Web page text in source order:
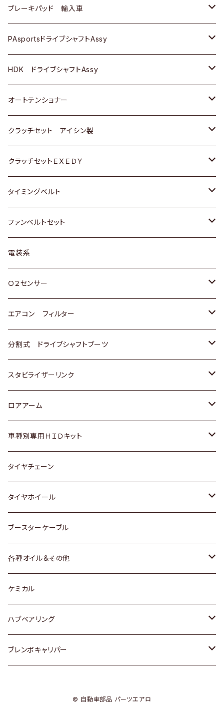
三菱
スバル
ＢＥＮＺ
三菱
スバル
マツダ
三菱
スバル
ダイハツ
マツダ
三菱
スバル
日産
ダイハツ
マツダ
三菱
スバル
日産
ダイハツ
マツダ
三菱
スバル
ホンダ
スズキ
日産
いすゞ
ダイハツ
マツダ
三菱
スバル
日野
ＡＵＤＩ
ＢＥＮＺ
ＢＭＷ
GOLF
ＷＡＧＥＮ
アストロ（シボレー）
クライスラー
ブレーキパッド 輸入車
ＢＥＮＺ
ＢＭＷ
ＷＡＧＥＮ
ＶＯＬＶＯ
PAsportsドライブシャフトAssy
トヨタ
ホンダ
スズキ
日産
ダイハツ
マツダ
三菱
スバル
HDK ドライブシャフトAssy
スズキ
ダイハツ
日産
ホンダ
マツダ
オートテンショナー
トヨタ
クラッチセット アイシン製
ホンダ
スズキ
ダイハツ
マツダ
三菱
スバル
クラッチセットＥＸＥＤＹ
ホンダ
スズキ
日産
ダイハツ
マツダ
三菱
スバル
タイミングベルト
トヨタ
スズキ
ダイハツ
三菱
スバル
ファンベルトセット
トヨタ
ホンダ
スズキ
日産
いすゞ
ダイハツ
マツダ
三菱
スバル
レクサス
電装系
Ｏ２センサー
トヨタ
ホンダ
スズキ
日産
ダイハツ
マツダ
三菱
スバル
エアコン フィルター
トヨタ
ホンダ
スズキ
日産
いすゞ
ダイハツ
マツダ
三菱
スバル
分割式 ドライブシャフトブーツ
トヨタ
ホンダ
スズキ
日産
ダイハツ
スバル
スタビライザーリンク
トヨタ
ホンダ
スズキ
日産
ダイハツ
マツダ
ロアアーム
ホンダ
スズキ
日産
ダイハツ
マツダ
スバル
車種別専用ＨＩＤキット
トヨタ
マツダ
タイヤチェーン
タイヤホイール
トヨタ
ホンダ
スズキ
日産
ダイハツ
ブースターケーブル
各種オイル＆その他
ディーデル洗浄添加剤
ケミカル
ハブベアリング
トヨタ
ブレンボキャリパー
© 自動車部品 パーツエアロ